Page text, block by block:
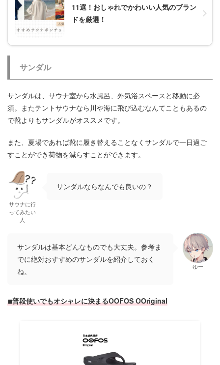
11選！おしゃれでかわいい人気のブラン
ドを厳選！
サンダル
サンダルは、サウナ室から水風呂、外気浴スペースと移動に必
須。またテントサウナなら川や海に飛び込むなんてこともあるの
で靴よりもサンダルがオススメです。
また、夏場であれば靴に履き替えることなくサンダルで一日過ご
すことができ荷物を減らすことができます。
サウナに行
ってみたい
人
サンダルならなんでも良いの？
サンダルは基本どんなものでも大丈夫。参考ま
でに絶対おすすめのサンダルを紹介しておく
ね。
ゆー
◾︎普段使いでもオシャレに決まるOOFOS OOriginal